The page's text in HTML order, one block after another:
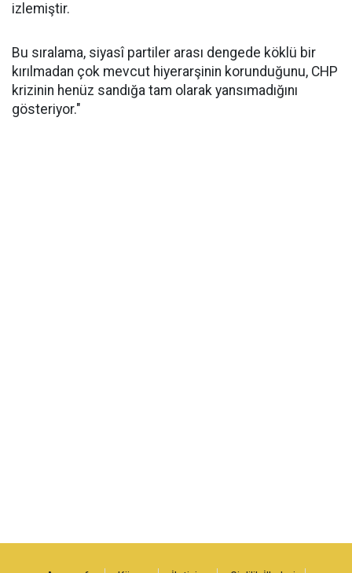
izlemiştir.
Bu sıralama, siyasî partiler arası dengede köklü bir
kırılmadan çok mevcut hiyerarşinin korunduğunu, CHP
krizinin henüz sandığa tam olarak yansımadığını
gösteriyor."